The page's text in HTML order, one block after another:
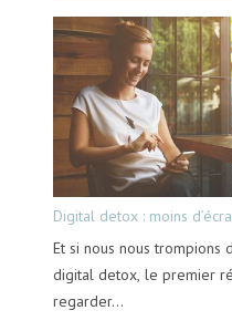
Digital detox : moins
Et si nous nous trompions
digital detox, le premier
regarder…